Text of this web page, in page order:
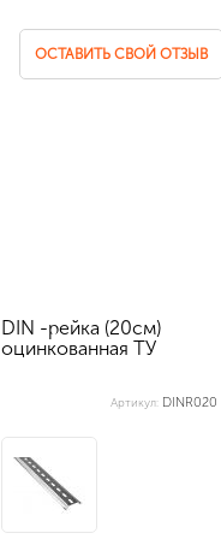
ОСТАВИТЬ СВОЙ ОТЗЫВ
DIN -рейка (20см)
оцинкованная ТУ
Артикул: DINR020